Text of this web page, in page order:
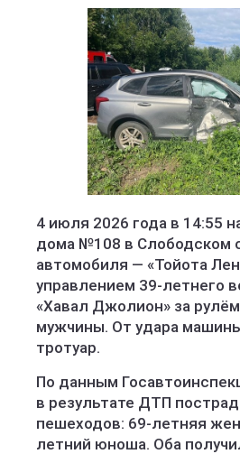
4 июля 2026 года в 14:55
дома №108 в Слободском
автомобиля — «Тойота
управлением 39-летнего
«Хавал Джолион» за
мужчины. От удара
тротуар.
По данным
в результате ДТП
пешеходов: 69-летняя
летний юноша. Оба